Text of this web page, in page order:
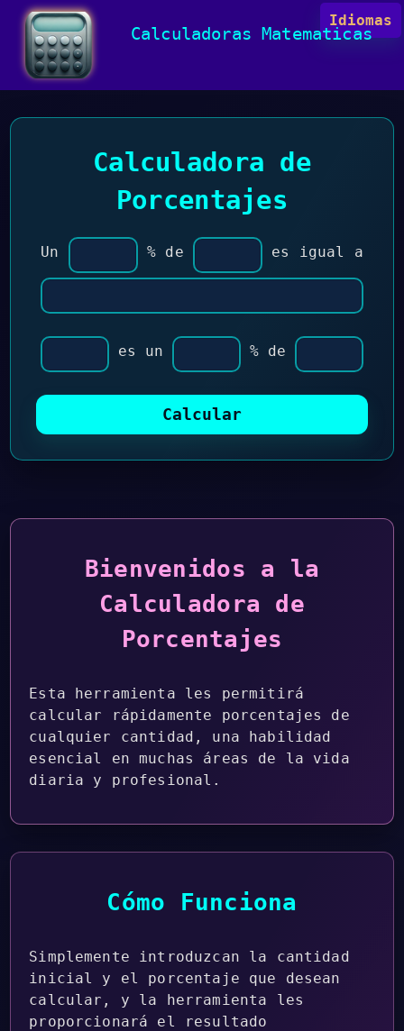
Idiomas
Calculadoras Matematicas
Calculadora de
Porcentajes
Un % de es igual a
es un % de
Calcular
Bienvenidos a la
Calculadora de
Porcentajes
Esta herramienta les permitirá
calcular rápidamente porcentajes de
cualquier cantidad, una habilidad
esencial en muchas áreas de la vida
diaria y profesional.
Cómo Funciona
Simplemente introduzcan la cantidad
inicial y el porcentaje que desean
calcular, y la herramienta les
proporcionará el resultado